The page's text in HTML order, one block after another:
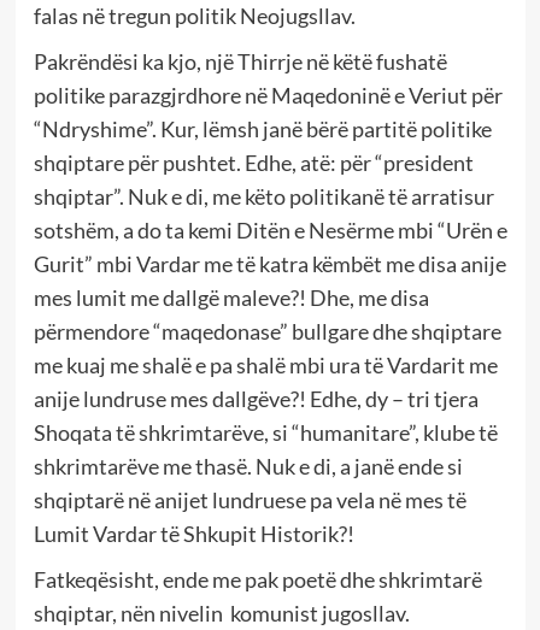
falas në tregun politik Neojugsllav.
Pakrëndësi ka kjo, një Thirrje në këtë fushatë
politike parazgjrdhore në Maqedoninë e Veriut për
“Ndryshime”. Kur, lëmsh janë bërë partitë politike
shqiptare për pushtet. Edhe, atë: për “president
shqiptar”. Nuk e di, me këto politikanë të arratisur
sotshëm, a do ta kemi Ditën e Nesërme mbi “Urën e
Gurit” mbi Vardar me të katra këmbët me disa anije
mes lumit me dallgë maleve?! Dhe, me disa
përmendore “maqedonase” bullgare dhe shqiptare
me kuaj me shalë e pa shalë mbi ura të Vardarit me
anije lundruse mes dallgëve?! Edhe, dy – tri tjera
Shoqata të shkrimtarëve, si “humanitare”, klube të
shkrimtarëve me thasë. Nuk e di, a janë ende si
shqiptarë në anijet lundruese pa vela në mes të
Lumit Vardar të Shkupit Historik?!
Fatkeqësisht, ende me pak poetë dhe shkrimtarë
shqiptar, nën nivelin komunist jugosllav.